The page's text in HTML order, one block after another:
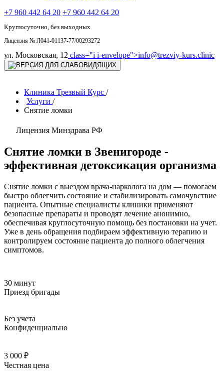
+7 960 442 64 20 +7 960 442 64 20
Круглосуточно, без выходных
Лицензия № Л041-01137-77/00293272
ул. Московская, 12 class="i i-envelope">info@trezviy-kurs.clinic
Клиника Трезвый Курс /
Услуги /
Снятие ломки
Лицензия Минздрава РФ
Снятие ломки в Звенигороде -
эффективная детоксикация организма
Снятие ломки с выездом врача-нарколога на дом — помогаем
быстро облегчить состояние и стабилизировать самочувствие
пациента. Опытные специалисты клиники применяют
безопасные препараты и проводят лечение анонимно,
обеспечивая круглосуточную помощь без постановки на учет.
Уже в день обращения подбираем эффективную терапию и
контролируем состояние пациента до полного облегчения
симптомов.
30 минут
Приезд бригады
Без учета
Конфиденциально
3 000 ₽
Честная цена